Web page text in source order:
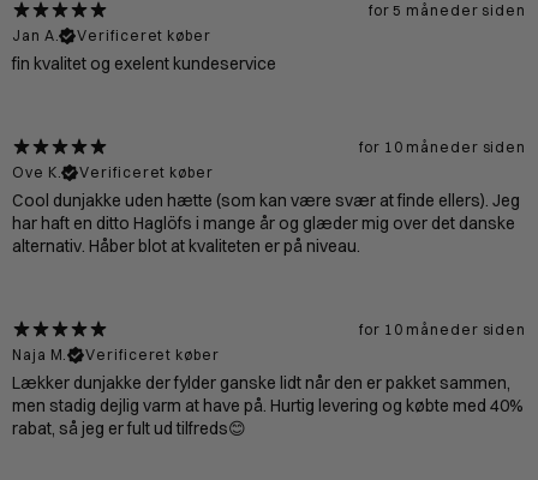
for 5 måneder siden
Jan A.
Verificeret køber
fin kvalitet og exelent kundeservice
for 10 måneder siden
Ove K.
Verificeret køber
Cool dunjakke uden hætte (som kan være svær at finde ellers). Jeg
har haft en ditto Haglöfs i mange år og glæder mig over det danske
alternativ. Håber blot at kvaliteten er på niveau.
for 10 måneder siden
Naja M.
Verificeret køber
Lækker dunjakke der fylder ganske lidt når den er pakket sammen,
men stadig dejlig varm at have på. Hurtig levering og købte med 40%
rabat, så jeg er fult ud tilfreds😊